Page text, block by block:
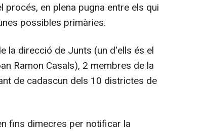
en plena pugna entre els qui
possibles primàries.
la direcció de Junts (un d'ells és el
Ramon Casals), 2 membres de la
de cadascun dels 10 districtes de
fins dimecres per notificar la